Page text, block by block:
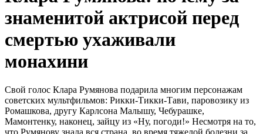
знаменитой актрисой перед
смертью ухаживали
монахини
Свой голос Клара Румянова подарила многим персонажам
советских мультфильмов: Рикки-Тикки-Тави, паровозику из
Ромашкова, другу Карлсона Малышу, Чебурашке,
Мамонтенку, наконец, зайцу из «Ну, погоди!» Несмотря на то,